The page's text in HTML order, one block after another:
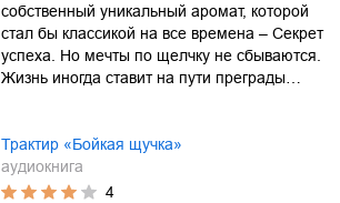
собственный уникальный аромат, которой
стал бы классикой на все времена – Секрет
успеха. Но мечты по щелчку не сбываются.
Жизнь иногда ставит на пути преграды…
Трактир «Бойкая щучка»
аудиокнига
4